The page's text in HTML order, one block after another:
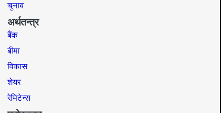
चुनाव
अर्थतन्त्र
बैंक
बीमा
विकास
शेयर
रेमिटेन्स